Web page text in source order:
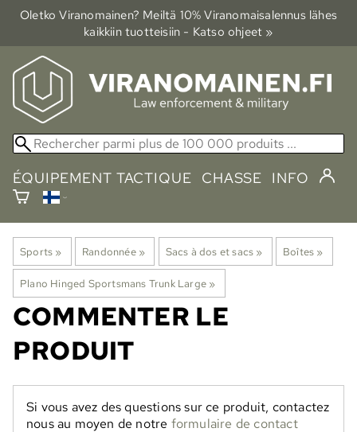
Oletko Viranomainen? Meiltä 10% Viranomais­alennus lähes
kaikkiin tuotteisiin - Katso ohjeet »
ÉQUIPEMENT TACTIQUE CHASSE INFO
Sports ‪» Randonnée ‪» Sacs à dos et sacs ‪» Boîtes ‪»
Plano Hinged Sportsmans Trunk Large ‪»
COMMENTER LE
PRODUIT
Si vous avez des questions sur ce produit, contactez
nous au moyen de notre formulaire de contact